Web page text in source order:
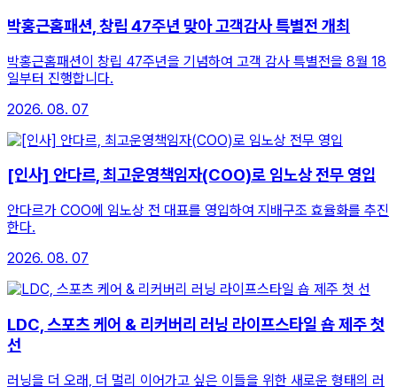
박홍근홈패션, 창립 47주년 맞아 고객감사 특별전 개최
박홍근홈패션이 창립 47주년을 기념하여 고객 감사 특별전을 8월 18
일부터 진행합니다.
2026. 08. 07
[인사] 안다르, 최고운영책임자(COO)로 임노상 전무 영입
안다르가 COO에 임노상 전 대표를 영입하여 지배구조 효율화를 추진
한다.
2026. 08. 07
LDC, 스포츠 케어 & 리커버리 러닝 라이프스타일 숍 제주 첫
선
러닝을 더 오래, 더 멀리 이어가고 싶은 이들을 위한 새로운 형태의 러